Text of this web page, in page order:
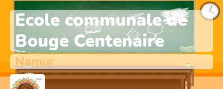
Ecole communale de
Bouge Centenaire
Namur